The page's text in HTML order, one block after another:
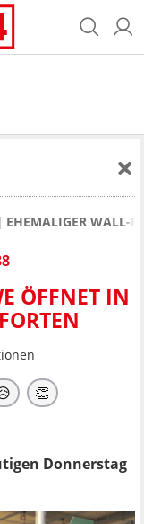
EHEMALIGER WALL-
ÖFFNET IN
👏
Donnerstag